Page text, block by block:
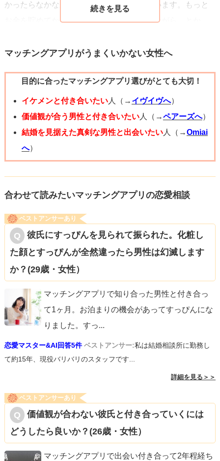
いをしないといけないシーンが何度も出てきます。
そんな時に話し合いの場をお互いに寄り添って作っていけ
何か参考になりましたら幸いです。
かったらなかなか踏ん切りが付かないと思います。もっと
お金を貯めてから、とか、仕事の状況を見ながら、とか…
確かに東京と沖縄であまり会えないのは難しい部分も多い
も話を進めてみてはどうでしょう。実際躊躇したり考え込
まないような勢いも必要だと思います。
マッチングアプリがうまくいかない女性へ
目的に合ったマッチングアプリ選びがとても大切！
イケメンと付き合いたい人（→ イヴイヴへ）
価値観が合う男性と付き合いたい人（→ペアーズへ）
結婚を見据えた真剣な男性と出会いたい人（→Omiai
へ）
合わせて読みたいマッチングアプリの恋愛相談
ベストアンサーあり
彼氏にすっぴんを見られて振られた。化粧し
た顔とすっぴんが全然違ったら男性は幻滅します
か？(29歳・女性）
マッチングアプリで知り合った男性と付き合っ
て1ヶ月。お泊まりの機会があってすっぴんにな
りました。すっ...
恋愛マスター&AI回答5件 ベストアンサー:私は結婚相談所に勤務し
て約15年、現役バリバリのスタッフです...
詳細を見る＞＞
ベストアンサーあり
価値観が合わない彼氏と付き合っていくには
どうしたら良いか？(26歳・女性）
マッチングアプリで出会い付き合って2年程経ち